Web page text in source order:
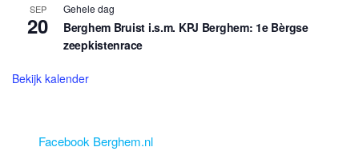
SEP
20
Gehele dag
Berghem Bruist i.s.m. KPJ Berghem: 1e Bèrgse
zeepkistenrace
Bekijk kalender
Facebook Berghem.nl